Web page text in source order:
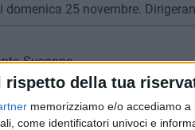
rispetto della tua
memorizziamo e/o accediamo
come identificatori univoci e
25 novembre.
Susanna